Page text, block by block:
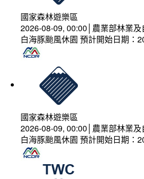
國家森林遊樂區
2026-08-09, 00:00│農業部林業
白海豚颱風休園 預計開始日期：
國家森林遊樂區
2026-08-09, 00:00│農業部林業
白海豚颱風休園 預計開始日期：